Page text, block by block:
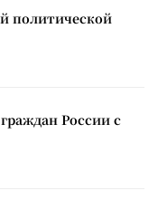
политической
России с